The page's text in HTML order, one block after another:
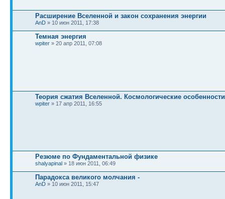
Расширение Вселенной и закон сохранения энергии
AnD » 10 июн 2011, 17:38
Темная энергия
wpiter » 20 апр 2011, 07:08
Теория сжатия Вселенной. Космологические
wpiter » 17 апр 2011, 16:55
Резюме по Фундаментальной физике
shalyapinal » 18 июн 2011, 06:49
Парадокса великого молчания -
AnD » 10 июн 2011, 15:47